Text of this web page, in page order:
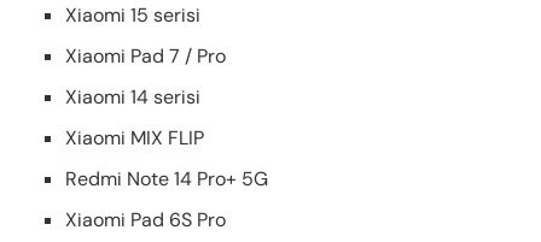
Xiaomi 15 serisi
Xiaomi Pad 7 / Pro
Xiaomi 14 serisi
Xiaomi MIX FLIP
Redmi Note 14 Pro+ 5G
Xiaomi Pad 6S Pro